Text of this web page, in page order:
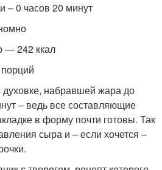
– 0 часов 20 минут
— 242 ккал
набравшей жара до
– ведь все составляющие
в форму почти готовы. Так
сыра и – если хочется –